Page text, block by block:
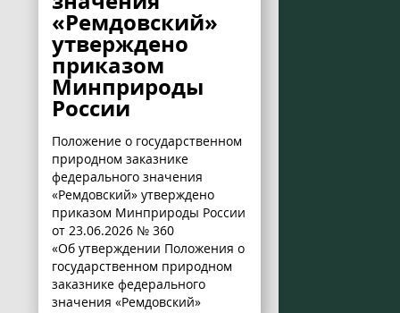
«Ремдовский»
утверждено
приказом
Минприроды
России
Положение о государственном
природном заказнике
федерального значения
«Ремдовский» утверждено
приказом Минприроды России
от 23.06.2026 № 360
«Об утверждении Положения о
государственном природном
заказнике федерального
значения «Ремдовский»